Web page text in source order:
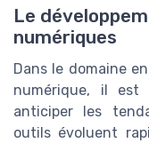
Le
numériques
Dans le domaine
numérique, il
anticiper les
outils évoluent